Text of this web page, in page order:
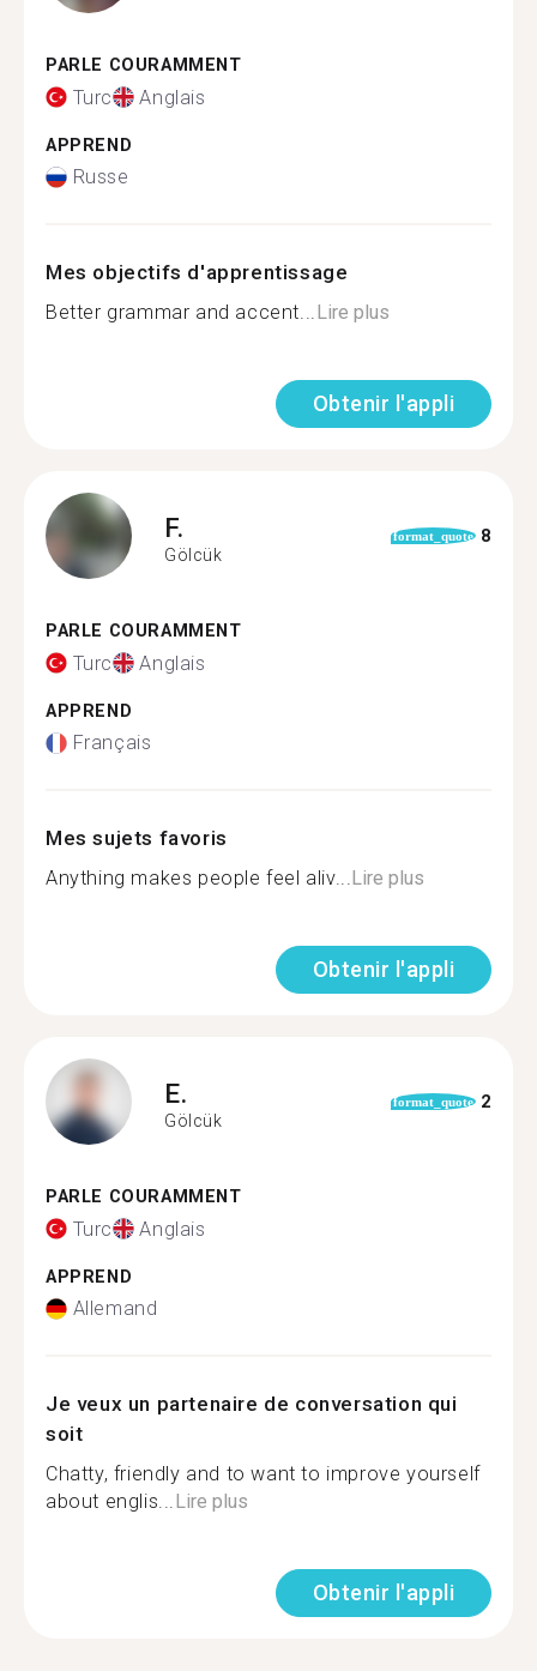
PARLE COURAMMENT
Turc Anglais
APPREND
Russe
Mes objectifs d'apprentissage
Better grammar and accent...Lire plus
Obtenir l'appli
F.
Gölcük
format_quote 8
PARLE COURAMMENT
Turc Anglais
APPREND
Français
Mes sujets favoris
Anything makes people feel aliv...Lire plus
Obtenir l'appli
E.
Gölcük
format_quote 2
PARLE COURAMMENT
Turc Anglais
APPREND
Allemand
Je veux un partenaire de conversation qui
soit
Chatty, friendly and to want to improve yourself
about englis...Lire plus
Obtenir l'appli